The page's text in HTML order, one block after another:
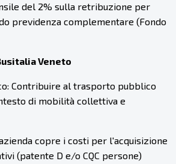
del 2% sulla retribuzione per
previdenza complementare (Fondo
Veneto
Contribuire al trasporto pubblico
di mobilità collettiva e
copre i costi per l'acquisizione
(patente D e/o CQC persone)